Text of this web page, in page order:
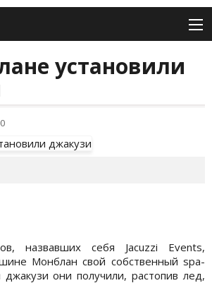
установили
назвавших себя Jacuzzi Events,
Монблан свой собственный spa-
они получили, растопив лед,